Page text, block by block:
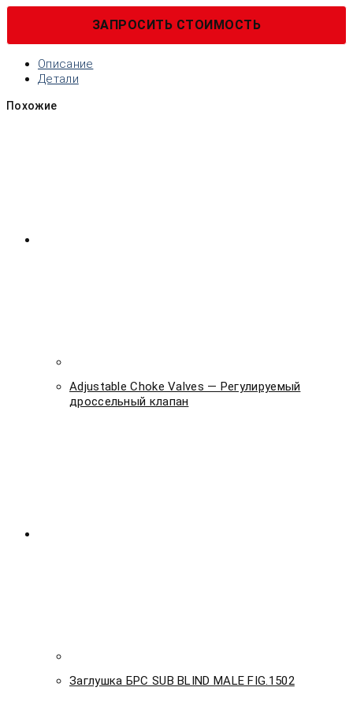
ЗАПРОСИТЬ СТОИМОСТЬ
Описание
Детали
Похожие
Adjustable Choke Valves — Регулируемый
дроссельный клапан
Заглушка БРС SUB BLIND MALE FIG.1502